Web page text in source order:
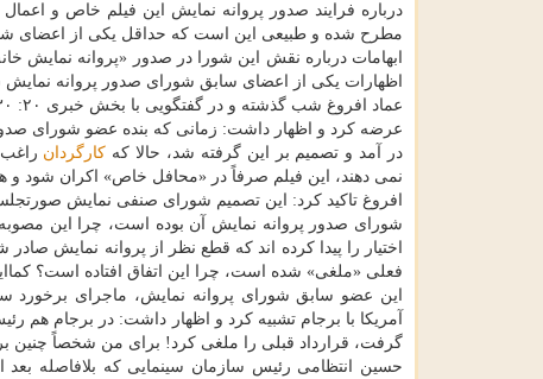
درباره فرایند صدور پروانه نمایش این فیلم خاص و
مطرح شده و طبیعی این است كه حداقل یكی از اعضای
ابهامات درباره نقش این شورا در صدور «پروانه نمایش
اظهارات یكی از اعضای سابق شورای صدور پروانه نمایش
در آمد و تصمیم بر این گرفته شد، حالا كه كارگردان
نمی دهند، این فیلم صرفاً در «محافل خاص» اكران شود و
افروغ تاكید كرد: این تصمیم شورای صنفی نمایش
شورای صدور پروانه نمایش آن بوده است، چرا این
اختیار را پیدا كرده اند كه قطع نظر از پروانه نمایش
فعلی «ملغی» شده است، چرا این اتفاق افتاده است؟
این عضو سابق شورای پروانه نمایش، ماجرای برخورد
آمریكا با برجام تشبیه كرد و اظهار داشت: در برجام هم
گرفت، قرارداد قبلی را ملغی كرد! برای من شخصاً چنین
حسین انتظامی رئیس سازمان سینمایی كه بلافاصله